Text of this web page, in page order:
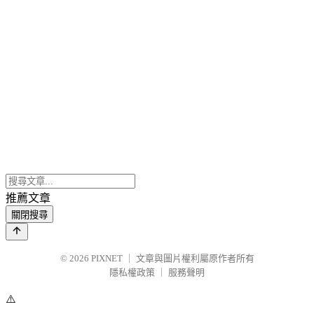
推薦文章
關閉搜尋
© 2026 PIXNET
文章與圖片權利屬原作者所有
隱私權政策
服務聲明
⚠️